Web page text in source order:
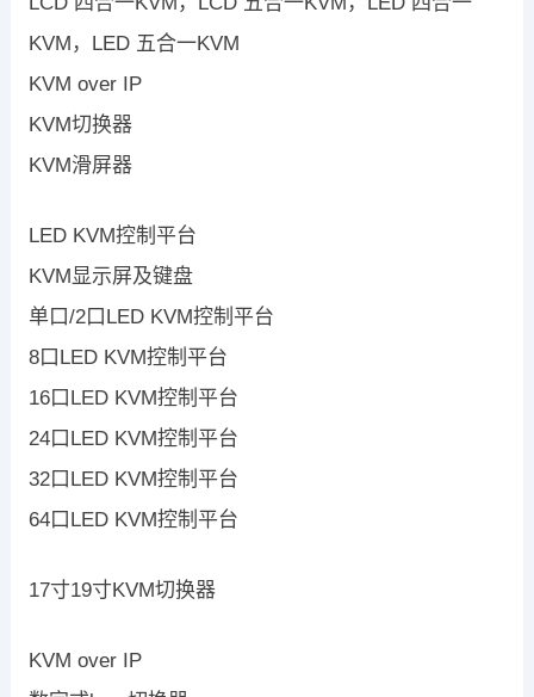
KVM，LED 五合一KVM
KVM over IP
KVM切换器
KVM滑屏器
LED KVM控制平台
KVM显示屏及键盘
单口/2口LED KVM控制平台
8口LED KVM控制平台
16口LED KVM控制平台
24口LED KVM控制平台
32口LED KVM控制平台
64口LED KVM控制平台
17寸19寸KVM切换器
KVM over IP